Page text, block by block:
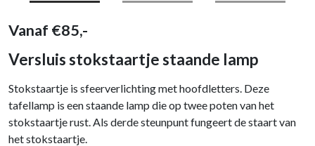
Vanaf €85,-
Versluis stokstaartje staande lamp
Stokstaartje is sfeerverlichting met hoofdletters. Deze
tafellamp is een staande lamp die op twee poten van het
stokstaartje rust. Als derde steunpunt fungeert de staart van
het stokstaartje.